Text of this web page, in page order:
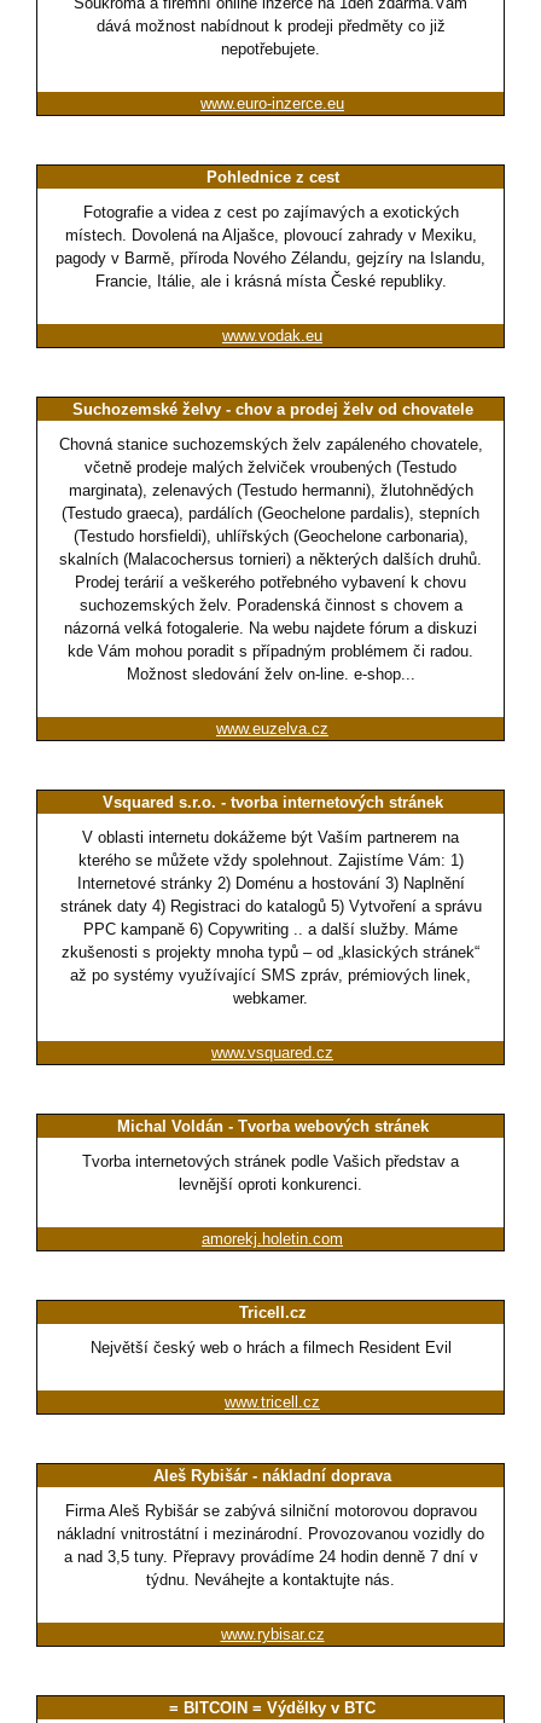
dává možnost nabídnout k prodeji předměty co již
nepotřebujete.
www.euro-inzerce.eu
Pohlednice z cest
Fotografie a videa z cest po zajímavých a exotických
místech. Dovolená na Aljašce, plovoucí zahrady v Mexiku,
pagody v Barmě, příroda Nového Zélandu, gejzíry na Islandu,
Francie, Itálie, ale i krásná místa České republiky.
www.vodak.eu
Suchozemské želvy - chov a prodej želv od chovatele
Chovná stanice suchozemských želv zapáleného chovatele,
včetně prodeje malých želviček vroubených (Testudo
marginata), zelenavých (Testudo hermanni), žlutohnědých
(Testudo graeca), pardálích (Geochelone pardalis), stepních
(Testudo horsfieldi), uhlířských (Geochelone carbonaria),
skalních (Malacochersus tornieri) a některých dalších druhů.
Prodej terárií a veškerého potřebného vybavení k chovu
suchozemských želv. Poradenská činnost s chovem a
názorná velká fotogalerie. Na webu najdete fórum a diskuzi
kde Vám mohou poradit s případným problémem či radou.
Možnost sledování želv on-line. e-shop...
www.euzelva.cz
Vsquared s.r.o. - tvorba internetových stránek
V oblasti internetu dokážeme být Vaším partnerem na
kterého se můžete vždy spolehnout. Zajistíme Vám: 1)
Internetové stránky 2) Doménu a hostování 3) Naplnění
stránek daty 4) Registraci do katalogů 5) Vytvoření a správu
PPC kampaně 6) Copywriting .. a další služby. Máme
zkušenosti s projekty mnoha typů – od „klasických stránek“
až po systémy využívající SMS zpráv, prémiových linek,
webkamer.
www.vsquared.cz
Michal Voldán - Tvorba webových stránek
Tvorba internetových stránek podle Vašich představ a
levnější oproti konkurenci.
amorekj.holetin.com
Tricell.cz
Největší český web o hrách a filmech Resident Evil
www.tricell.cz
Aleš Rybišár - nákladní doprava
Firma Aleš Rybišár se zabývá silniční motorovou dopravou
nákladní vnitrostátní i mezinárodní. Provozovanou vozidly do
a nad 3,5 tuny. Přepravy provádíme 24 hodin denně 7 dní v
týdnu. Neváhejte a kontaktujte nás.
www.rybisar.cz
= BITCOIN = Výdělky v BTC